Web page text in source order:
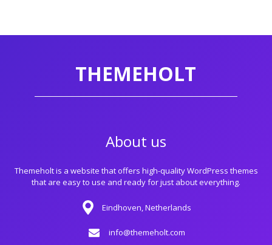
THEMEHOLT
About us
Themeholt is a website that offers high-quality WordPress themes
that are easy to use and ready for just about everything.
Eindhoven, Netherlands
info@themeholt.com